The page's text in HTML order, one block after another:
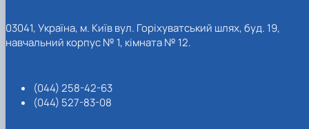
03041, Україна, м. Київ вул. Горіхуватський шлях, буд. 19,
навчальний корпус № 1, кімната № 12.
(044) 258-42-63
(044) 527-83-08